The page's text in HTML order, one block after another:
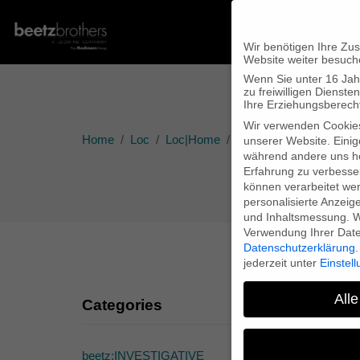
Home Loc Loc|Home DVD release – “The
Categories
beetz:INVESTIGATIVE
Wir benötigen Ihre
Website weiter
Wenn Sie unter 16
zu freiwilligen
Ihre
Wir verwenden
unserer Website.
während andere uns
Erfahrung zu
können verarbeitet
personalisierte
und Inhaltsmessung.
Verwendung Ihrer
Datenschutzerklärung
jederzeit unter